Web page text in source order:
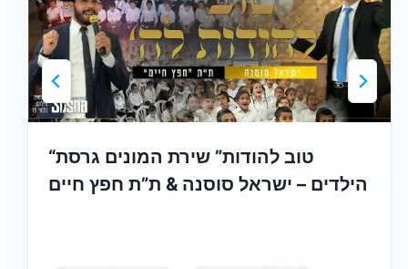
“טוב להודות” שירת המונים גרסת
הילדים – ישראל סוסנה & ת”ת חפץ חיים